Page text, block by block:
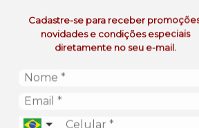
Cadastre-se para receber
novidades e condições especiais
diretamente no seu e-mail.